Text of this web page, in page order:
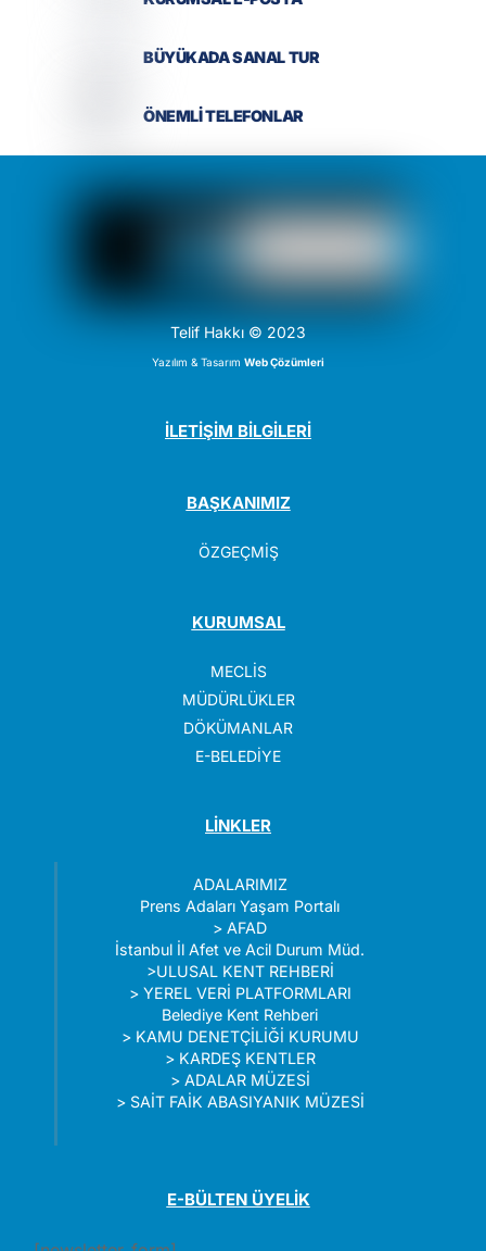
BÜYÜKADA SANAL TUR
ÖNEMLİ TELEFONLAR
Telif Hakkı © 2023
Yazılım & TasarımWeb Çözümleri
İLETİŞİM BİLGİLERİ
BAŞKANIMIZ
ÖZGEÇMİŞ
KURUMSAL
MECLİS
MÜDÜRLÜKLER
DÖKÜMANLAR
E-BELEDİYE
LİNKLER
ADALARIMIZ
Prens Adaları Yaşam Portalı
>AFAD
İstanbul İl Afet ve Acil Durum Müd.
>ULUSAL KENT REHBERİ
> YEREL VERİ PLATFORMLARI
Belediye Kent Rehberi
> KAMU DENETÇİLİĞİ KURUMU
> KARDEŞ KENTLER
> ADALAR MÜZESİ
> SAİT FAİK ABASIYANIK MÜZESİ
E-BÜLTEN ÜYELİK